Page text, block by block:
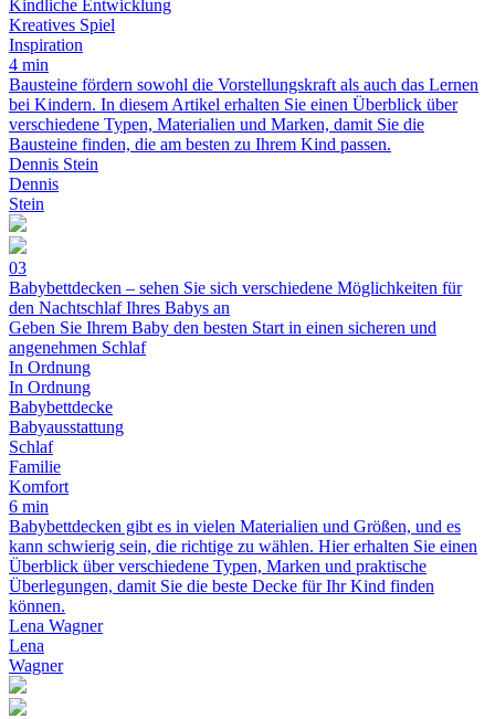
Kindliche Entwicklung
Kreatives Spiel
Inspiration
4 min
Bausteine fördern sowohl die Vorstellungskraft als auch das Lernen
bei Kindern. In diesem Artikel erhalten Sie einen Überblick über
verschiedene Typen, Materialien und Marken, damit Sie die
Bausteine finden, die am besten zu Ihrem Kind passen.
Dennis Stein
Dennis
Stein
03
Babybettdecken – sehen Sie sich verschiedene Möglichkeiten für
den Nachtschlaf Ihres Babys an
Geben Sie Ihrem Baby den besten Start in einen sicheren und
angenehmen Schlaf
In Ordnung
In Ordnung
Babybettdecke
Babyausstattung
Schlaf
Familie
Komfort
6 min
Babybettdecken gibt es in vielen Materialien und Größen, und es
kann schwierig sein, die richtige zu wählen. Hier erhalten Sie einen
Überblick über verschiedene Typen, Marken und praktische
Überlegungen, damit Sie die beste Decke für Ihr Kind finden
können.
Lena Wagner
Lena
Wagner